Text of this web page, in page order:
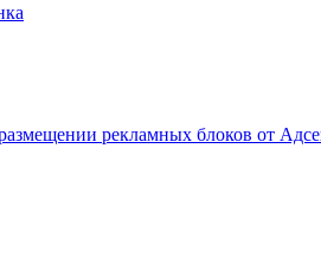
рекламных блоков от